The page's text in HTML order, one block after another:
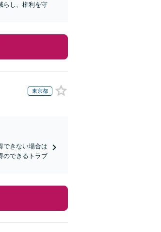
らし、権利を守
東京都
できない場合は
のできるトラブ